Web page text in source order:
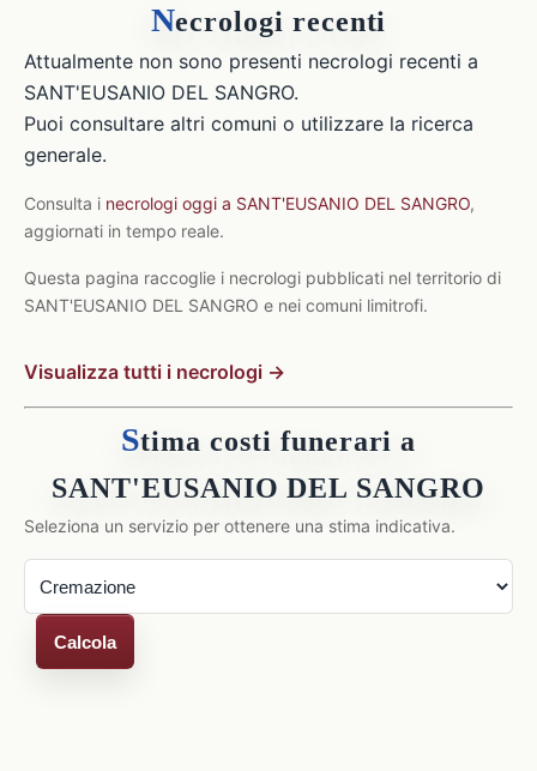
Necrologi recenti
Attualmente non sono presenti necrologi recenti a
SANT'EUSANIO DEL SANGRO.
Puoi consultare altri comuni o utilizzare la ricerca
generale.
Consulta i necrologi oggi a SANT'EUSANIO DEL SANGRO,
aggiornati in tempo reale.
Questa pagina raccoglie i necrologi pubblicati nel territorio di
SANT'EUSANIO DEL SANGRO e nei comuni limitrofi.
Visualizza tutti i necrologi →
Stima costi funerari a
SANT'EUSANIO DEL SANGRO
Seleziona un servizio per ottenere una stima indicativa.
Calcola